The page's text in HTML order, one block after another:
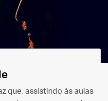
que, assistindo às aulas